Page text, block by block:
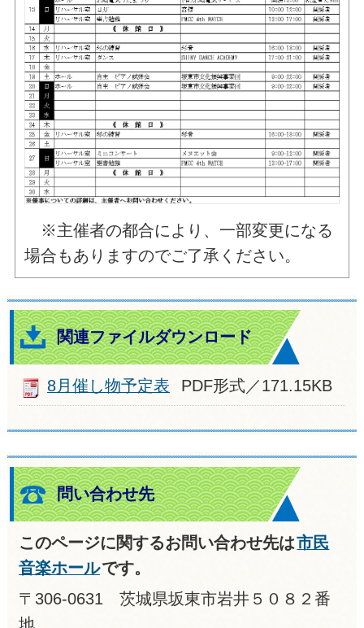
※主催者の都合により、一部変更になる
場合もありますのでご了承ください。
関連ファイルダウンロード
8月催し物予定表 PDF形式／171.15KB
問い合わせ先
このページに関するお問い合わせ先は市民
音楽ホールです。
〒306-0631 茨城県坂東市岩井５０８２番
地